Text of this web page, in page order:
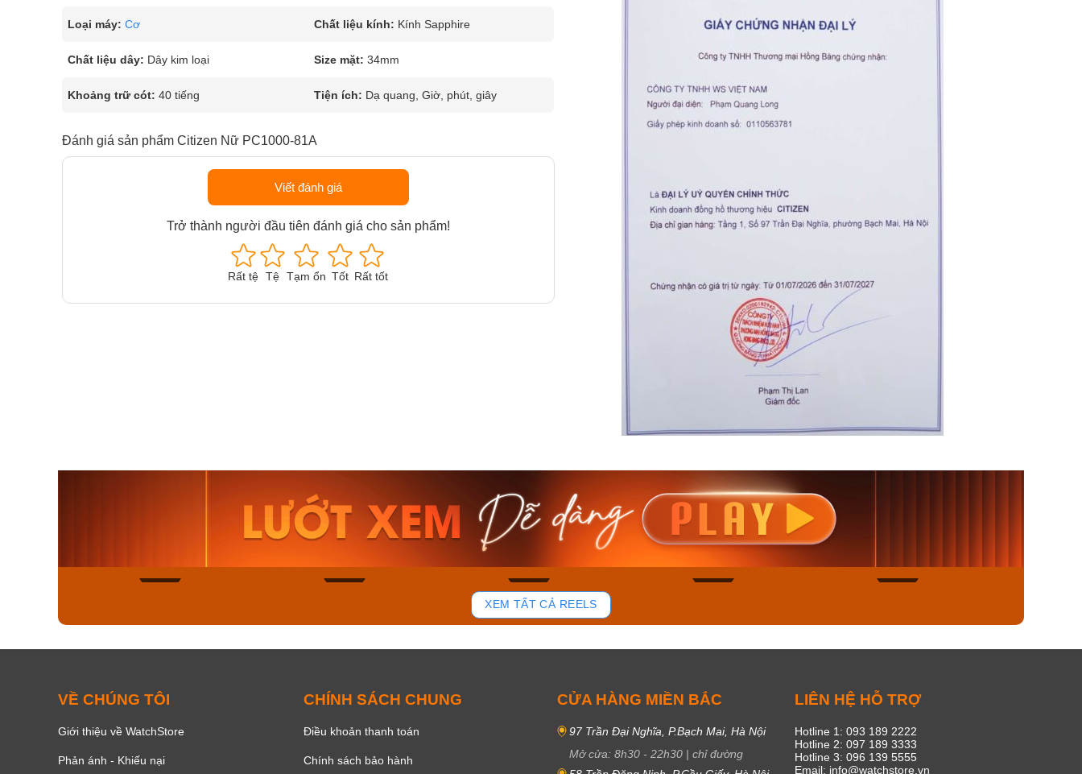
Loại máy: Cơ Chất liệu kính: Kính Sapphire
Chất liệu dây: Dây kim loại Size mặt: 34mm
Khoảng trữ cót: 40 tiếng Tiện ích: Dạ quang, Giờ, phút, giây
Đánh giá sản phẩm Citizen Nữ PC1000-81A
Viết đánh giá
Trở thành người đầu tiên đánh giá cho sản phẩm!
Rất tệ Tệ Tạm ổn Tốt Rất tốt
Casio Nam MTS-
115D-1AVDF
2.823.000₫
2.399.550₫
Mua ngay
48
Casio Nam MTS-
RS100L-1AVDF
4.276.000₫
3.634.600₫
Casio Unisex AQ-
230EL-1ADF
2.117.000₫
1.799.450₫
Mua ngay
XEM TẤT CẢ REELS
VỀ CHÚNG TÔI
Giới thiệu về WatchStore
Phản ánh - Khiếu nại
CHÍNH SÁCH CHUNG
Điều khoản thanh toán
Chính sách bảo hành
CỬA HÀNG MIỀN BẮC
97 Trần Đại Nghĩa, P.Bạch Mai, Hà Nội
Mở cửa: 8h30 - 22h30 | chỉ đường
LIÊN HỆ HỖ TRỢ
Hotline 1: 093 189 2222
Hotline 2: 097 189 3333
Hotline 3: 096 139 5555
Email: info@watchstore.vn